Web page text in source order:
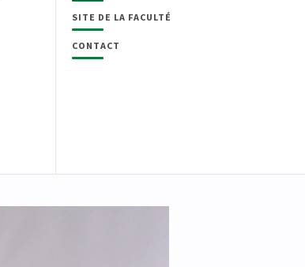
SITE DE LA FACULTÉ
CONTACT